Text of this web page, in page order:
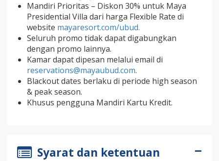
Mandiri Prioritas – Diskon 30% untuk Maya
Presidential Villa dari harga Flexible Rate di
website mayaresort.com/ubud.
Seluruh promo tidak dapat digabungkan
dengan promo lainnya.
Kamar dapat dipesan melalui email di
reservations@mayaubud.com.
Blackout dates berlaku di periode high season
& peak season.
Khusus pengguna Mandiri Kartu Kredit.
Syarat dan ketentuan